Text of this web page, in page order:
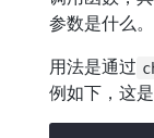
参数是什么。
用法是通过
例如下，这